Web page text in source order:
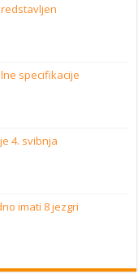
specifikacije
4. svibnja
imati 8 jezgri